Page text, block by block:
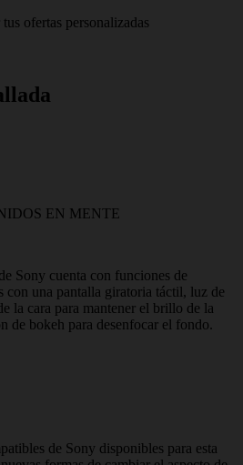
ofertas personalizadas
EN MENTE
Sony cuenta con funciones de
con una pantalla giratoria táctil, luz de
la cara para mantener el brillo de la
de bokeh para desenfocar el fondo.
de Sony disponibles para esta